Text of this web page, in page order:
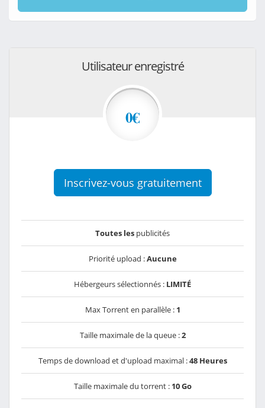
Utilisateur enregistré
0€
Inscrivez-vous gratuitement
Toutes les publicités
Priorité upload :Aucune
Hébergeurs sélectionnés : LIMITÉ
Max Torrent en parallèle : 1
Taille maximale de la queue :2
Temps de download et d'upload maximal :48 Heures
Taille maximale du torrent : 10 Go